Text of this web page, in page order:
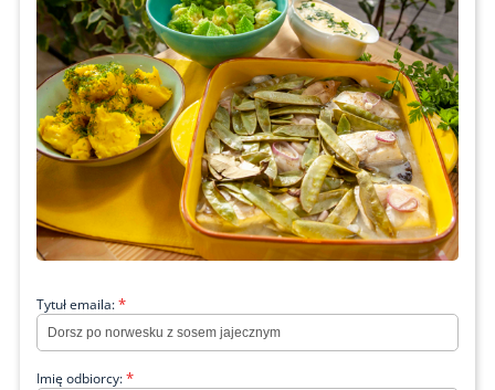
Tytuł emaila:*
Imię odbiorcy:*